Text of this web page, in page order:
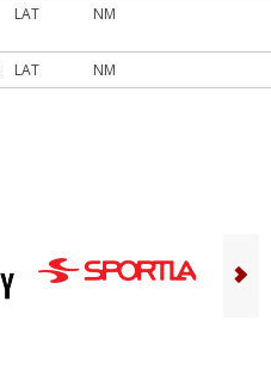
LAT NM
LAT NM